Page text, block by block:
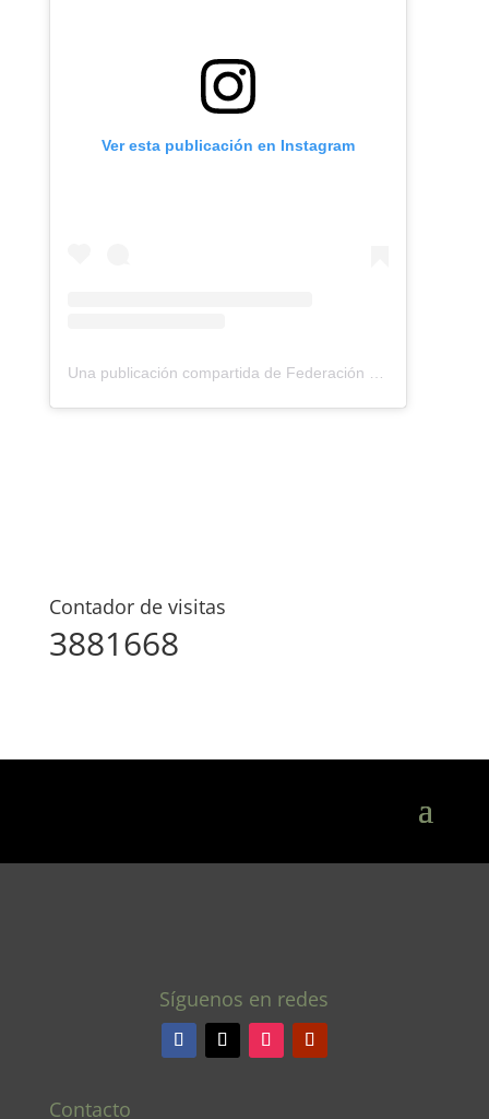
Ver esta publicación en Instagram
Una publicación compartida de Federación Montañismo Tenerife (@federacion_montanismo_tenerife)
Contador de visitas
3881668
Síguenos en redes
Contacto